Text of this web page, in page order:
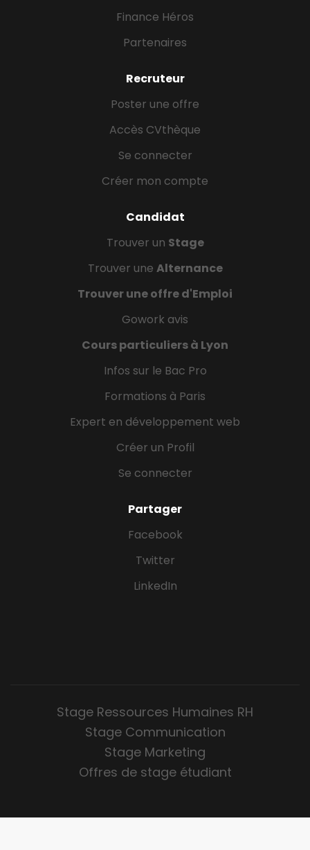
Finance Héros
Partenaires
Recruteur
Poster une offre
Accès CVthèque
Se connecter
Créer mon compte
Candidat
Trouver un Stage
Trouver une Alternance
Trouver une offre d'Emploi
Gowork avis
Cours particuliers à Lyon
Infos sur le Bac Pro
Formations à Paris
Expert en développement web
Créer un Profil
Se connecter
Partager
Facebook
Twitter
LinkedIn
Stage Ressources Humaines RH
Stage Communication
Stage Marketing
Offres de stage étudiant